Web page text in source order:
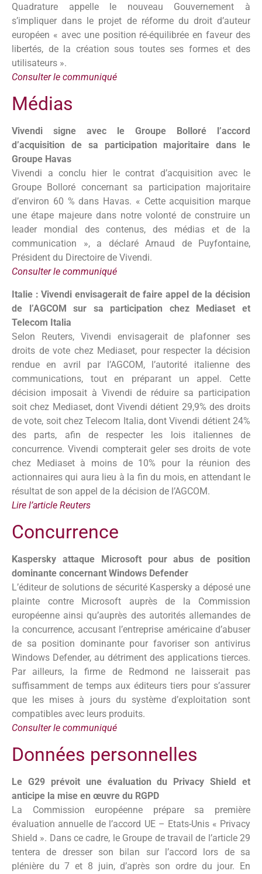
Quadrature appelle le nouveau Gouvernement à
s’impliquer dans le projet de réforme du droit d’auteur
européen « avec une position ré-équilibrée en faveur des
libertés, de la création sous toutes ses formes et des
utilisateurs ».
Consulter le communiqué
Médias
Vivendi signe avec le Groupe Bolloré l’accord
d’acquisition de sa participation majoritaire dans le
Groupe Havas
Vivendi a conclu hier le contrat d’acquisition avec le
Groupe Bolloré concernant sa participation majoritaire
d’environ 60 % dans Havas. « Cette acquisition marque
une étape majeure dans notre volonté de construire un
leader mondial des contenus, des médias et de la
communication », a déclaré Arnaud de Puyfontaine,
Président du Directoire de Vivendi.
Consulter le communiqué
Italie : Vivendi envisagerait de faire appel de la décision
de l’AGCOM sur sa participation chez Mediaset et
Telecom Italia
Selon Reuters, Vivendi envisagerait de plafonner ses
droits de vote chez Mediaset, pour respecter la décision
rendue en avril par l’AGCOM, l’autorité italienne des
communications, tout en préparant un appel. Cette
décision imposait à Vivendi de réduire sa participation
soit chez Mediaset, dont Vivendi détient 29,9% des droits
de vote, soit chez Telecom Italia, dont Vivendi détient 24%
des parts, afin de respecter les lois italiennes de
concurrence. Vivendi compterait geler ses droits de vote
chez Mediaset à moins de 10% pour la réunion des
actionnaires qui aura lieu à la fin du mois, en attendant le
résultat de son appel de la décision de l’AGCOM.
Lire l’article Reuters
Concurrence
Kaspersky attaque Microsoft pour abus de position
dominante concernant Windows Defender
L’éditeur de solutions de sécurité Kaspersky a déposé une
plainte contre Microsoft auprès de la Commission
européenne ainsi qu’auprès des autorités allemandes de
la concurrence, accusant l’entreprise américaine d’abuser
de sa position dominante pour favoriser son antivirus
Windows Defender, au détriment des applications tierces.
Par ailleurs, la firme de Redmond ne laisserait pas
suffisamment de temps aux éditeurs tiers pour s’assurer
que les mises à jours du système d’exploitation sont
compatibles avec leurs produits.
Consulter le communiqué
Données personnelles
Le G29 prévoit une évaluation du Privacy Shield et
anticipe la mise en œuvre du RGPD
La Commission européenne prépare sa première
évaluation annuelle de l’accord UE – Etats-Unis « Privacy
Shield ». Dans ce cadre, le Groupe de travail de l’article 29
tentera de dresser son bilan sur l’accord lors de sa
plénière du 7 et 8 juin, d’après son ordre du jour. En